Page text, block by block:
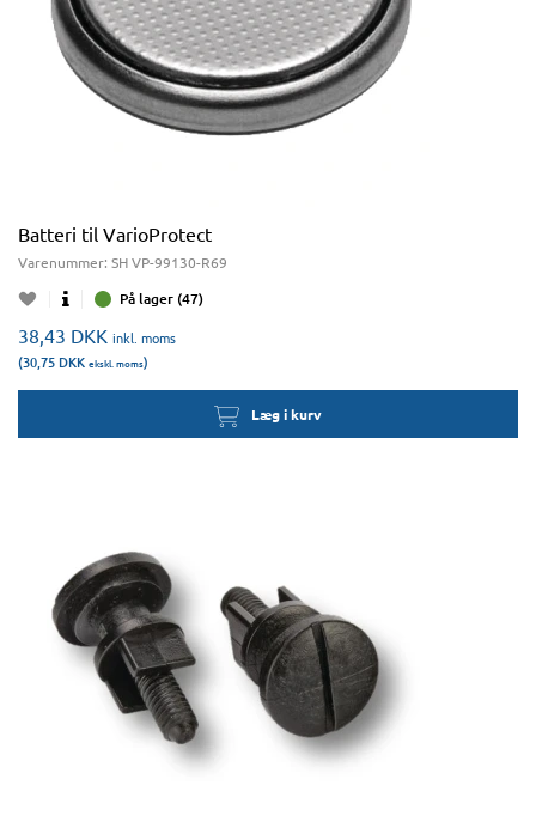
Batteri til VarioProtect
Varenummer: SH VP-99130-R69
På lager (47)
38,43 DKK inkl. moms
(30,75 DKK ekskl. moms)
Læg i kurv